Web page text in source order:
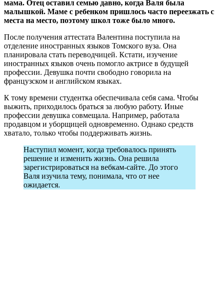
мама. Отец оставил семью давно, когда Валя была
малышкой. Маме с ребенком пришлось часто переезжать с
места на место, поэтому школ тоже было много.
После получения аттестата Валентина поступила на
отделение иностранных языков Томского вуза. Она
планировала стать переводчицей. Кстати, изучение
иностранных языков очень помогло актрисе в будущей
профессии. Девушка почти свободно говорила на
французском и английском языках.
К тому времени студентка обеспечивала себя сама. Чтобы
выжить, приходилось браться за любую работу. Иные
профессии девушка совмещала. Например, работала
продавцом и уборщицей одновременно. Однако средств
хватало, только чтобы поддерживать жизнь.
Наступил момент, когда требовалось принять
решение и изменить жизнь. Она решила
зарегистрироваться на вебкам-сайте. До этого
Валя изучила тему, понимала, что от нее
ожидается.